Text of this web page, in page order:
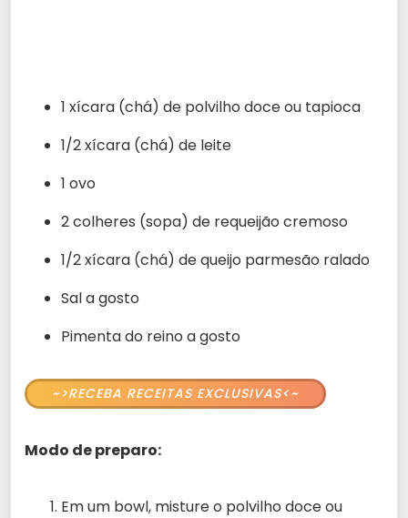
1 xícara (chá) de polvilho doce ou tapioca
1/2 xícara (chá) de leite
1 ovo
2 colheres (sopa) de requeijão cremoso
1/2 xícara (chá) de queijo parmesão ralado
Sal a gosto
Pimenta do reino a gosto
~>RECEBA RECEITAS EXCLUSIVAS<~
Modo de preparo:
Em um bowl, misture o polvilho doce ou